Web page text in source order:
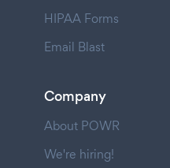
HIPAA Forms
Email Blast
Company
About POWR
We're hiring!